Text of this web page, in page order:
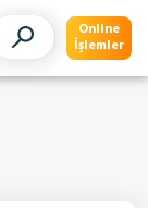
Online
İşlemler